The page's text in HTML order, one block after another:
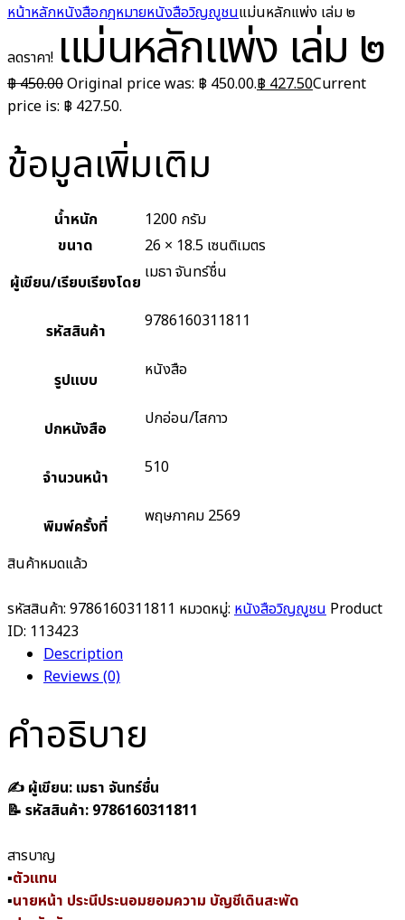
หน้าหลักหนังสือกฎหมายหนังสือวิญญูชนแม่นหลักแพ่ง เล่ม ๒
ลดราคา! แม่นหลักแพ่ง เล่ม ๒
฿450.00Original price was: ฿ 450.00.฿ 427.50Current
price is: ฿ 427.50.
ข้อมูลเพิ่มเติม
น้ำหนัก
1200 กรัม
ขนาด
26 × 18.5 เซนติเมตร
ผู้เขียน/เรียบเรียงโดย เมธา จันทร์ชื่น
รหัสสินค้า 9786160311811
รูปแบบ หนังสือ
ปกหนังสือ ปกอ่อน/ไสกาว
จำนวนหน้า 510
พิมพ์ครั้งที่ พฤษภาคม 2569
สินค้าหมดแล้ว
รหัสสินค้า: 9786160311811 หมวดหมู่: หนังสือวิญญูชน Product
ID: 113423
Description
Reviews (0)
คำอธิบาย
✍️ ผู้เขียน: เมธา จันทร์ชื่น
📝 รหัสสินค้า: 9786160311811
สารบาญ
▪ตัวแทน
▪นายหน้า ประนีประนอมยอมความ บัญชีเดินสะพัด